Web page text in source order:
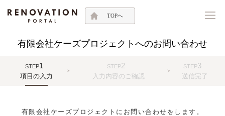
TOPへ
有限会社ケーズプロジェクトへのお問い合わせ
STEP1
項目の入力
STEP2
入力内容のご確認
STEP3
送信完了
有限会社ケーズプロジェクトにお問い合わせをします。